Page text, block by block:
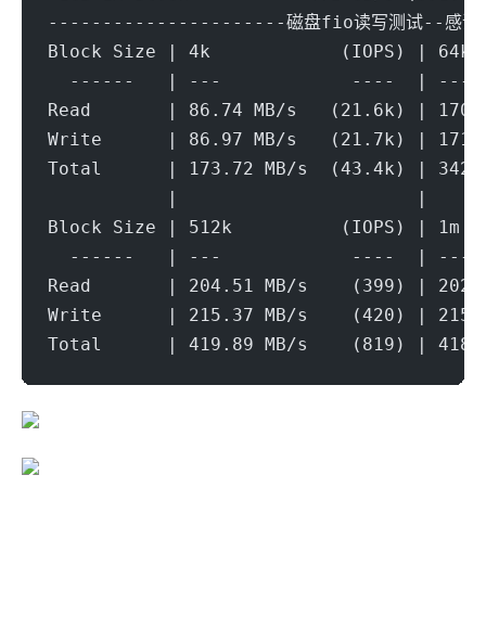
----------------------磁盘fio读写测试--感
Block Size | 4k            (IOPS) |
------   | ---            ----  |
Read       | 86.74 MB/s   (21.6k) |
Write      | 86.97 MB/s   (21.7k) |
Total      | 173.72 MB/s  (43.4k) |
|
Block Size | 512k          (IOPS) |
------   | ---            ----  |
Read       | 204.51 MB/s    (399) |
Write      | 215.37 MB/s    (420) |
Total      | 419.89 MB/s    (819) |